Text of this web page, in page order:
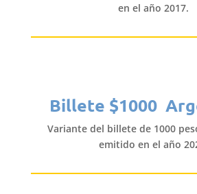
en el año 2017.
Billete $1000
Variante del billete de 1000
emitido en el año